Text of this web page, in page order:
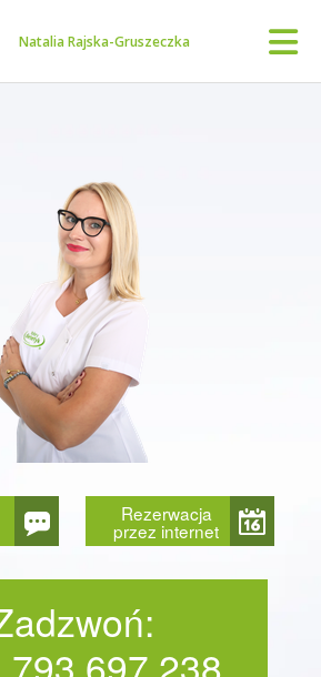
Natalia Rajska-Gruszeczka
Rezerwacja
przez internet